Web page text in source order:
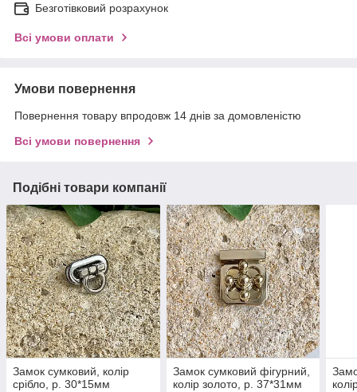
Безготівковий розрахунок
Всі умови оплати
Умови повернення
Повернення товару впродовж 14 днів за домовленістю
Всі умови повернення
Подібні товари компанії
Замок сумковий, колір
срібло, р. 30*15мм
Замок сумковий фігурний,
колір золото, р. 37*31мм